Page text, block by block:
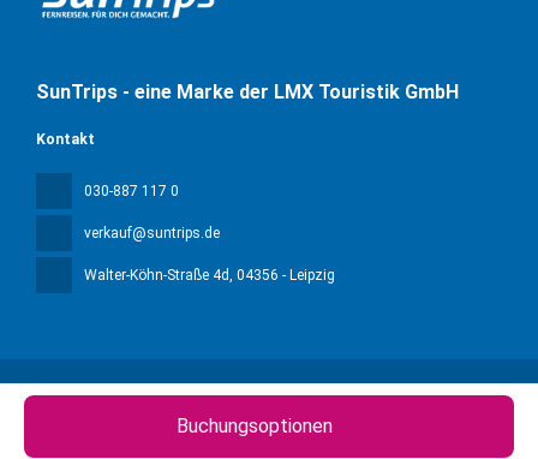
Buchungsoptionen
SunTrips - eine Marke der LMX Touristik GmbH
Kontakt
030-887 117 0
verkauf@suntrips.de
Walter-Köhn-Straße 4d , 04356 - Leipzig